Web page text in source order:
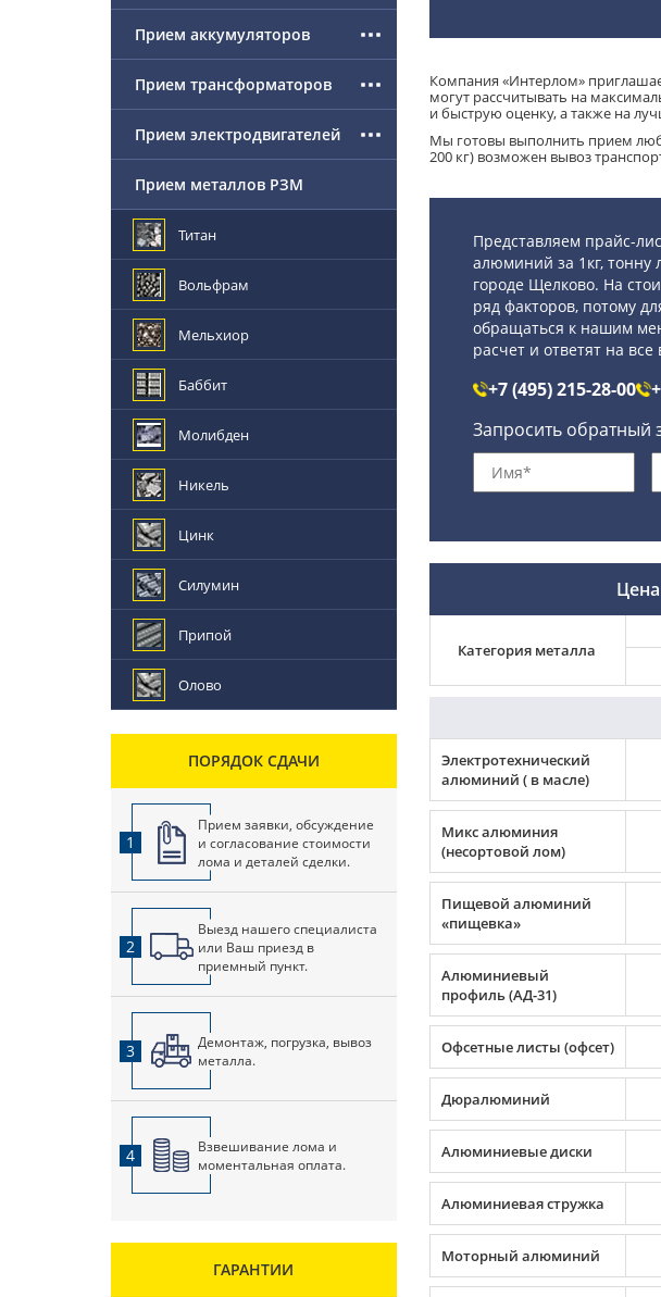
Компания «Интерлом»
могут рассчитывать на
и быструю оценку, а также на
Мы готовы выполнить прием
200 кг) возможен вывоз
Представляем прайс-
алюминий за 1кг, тонну
городе Щелково. На
ряд факторов, потому
обращаться к нашим
расчет и ответят на
+7 (495) 215-28-00
Запросить обратный
Категория металла
Электротехнический
алюминий ( в масле)
Микс алюминия
(несортовой лом)
Пищевой алюминий
«пищевка»
Алюминиевый
профиль (АД-31)
Офсетные листы (офсет)
Дюралюминий
Алюминиевые диски
Алюминиевая стружка
Моторный алюминий
Прием аккумуляторов
Прием трансформаторов
Прием электродвигателей
Прием металлов РЗМ
Титан
Вольфрам
Мельхиор
Баббит
Молибден
Никель
Цинк
Силумин
Припой
Олово
ПОРЯДОК СДАЧИ
1
Прием заявки, обсуждение
и согласование стоимости
лома и деталей сделки.
2
Выезд нашего специалиста
или Ваш приезд в
приемный пункт.
3
Демонтаж, погрузка, вывоз
металла.
4
Взвешивание лома и
моментальная оплата.
ГАРАНТИИ